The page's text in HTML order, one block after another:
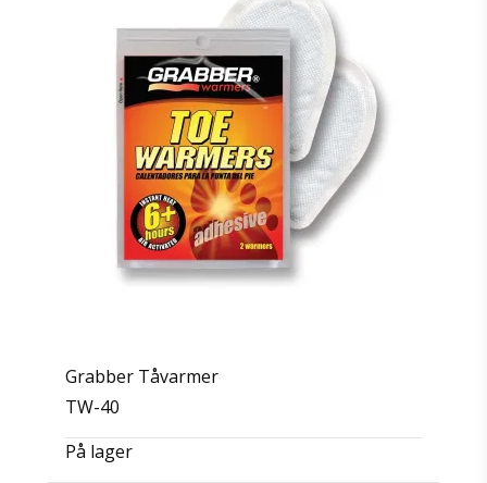
Grabber Tåvarmer
TW-40
På lager